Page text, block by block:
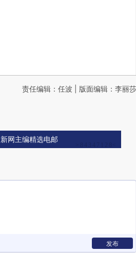
责任编辑：任波 | 版面编辑：李丽莎
网主编精选电邮
发布